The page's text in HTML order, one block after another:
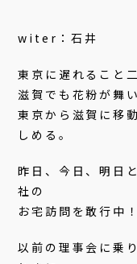
witer：石井
東京に遅れること
滋賀でも花粉が舞い
東京から滋賀に移
しめる。
昨日、今日、明日
社の
お宅訪問を敢行中！
以前の理事会に乗